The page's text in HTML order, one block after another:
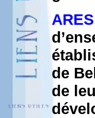
ARES
de
de